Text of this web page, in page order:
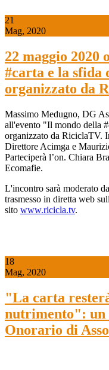
21
Mag, 2020
22 maggio 2020
#carta e la sfida
organizzato da
Massimo Medugno, DG
all'evento "Il mondo della
organizzato da RiciclaTV.
Direttore Acimga e
Parteciperà l’on. Chiara
Ecomafie.
L'incontro sarà moderato
trasmesso in diretta web
sito www.ricicla.tv.
18
Mag, 2020
"La carta
nutrimento": un
Onorario di